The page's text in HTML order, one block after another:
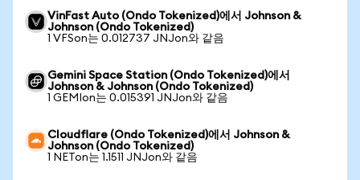
VinFast Auto (Ondo Tokenized)에서 Johnson &
Johnson (Ondo Tokenized)
1 VFSon는 0.012737 JNJon와 같음
Gemini Space Station (Ondo Tokenized)에서
Johnson & Johnson (Ondo Tokenized)
1 GEMIon는 0.015391 JNJon와 같음
Cloudflare (Ondo Tokenized)에서 Johnson &
Johnson (Ondo Tokenized)
1 NETon는 1.1511 JNJon와 같음